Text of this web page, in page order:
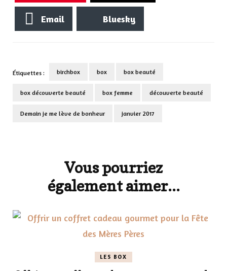
Email Bluesky
Étiquettes : birchbox box box beauté
box découverte beauté box femme découverte beauté
Demain je me lève de bonheur janvier 2017
Vous pourriez
également aimer...
LES BOX